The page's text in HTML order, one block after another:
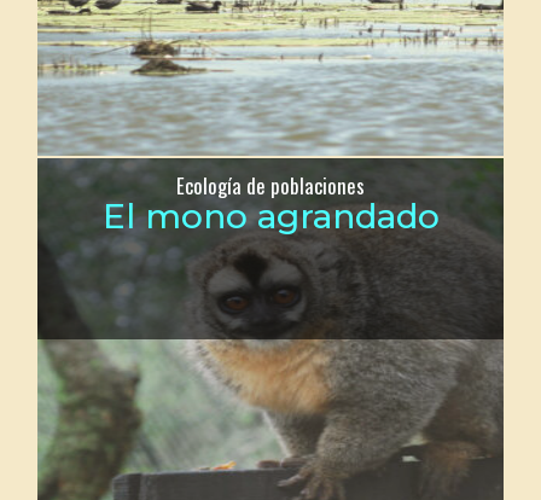
Ecología de poblaciones
El mono agrandado